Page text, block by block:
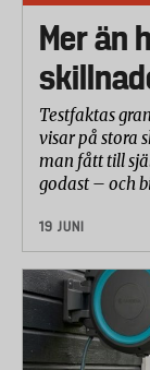
Fallprov
De nedkylda
ett av hjulen
Väskans sida
decimeter
Mer än
Testfaktas
visar på stora
man fått till
godast – och
19 JUNI